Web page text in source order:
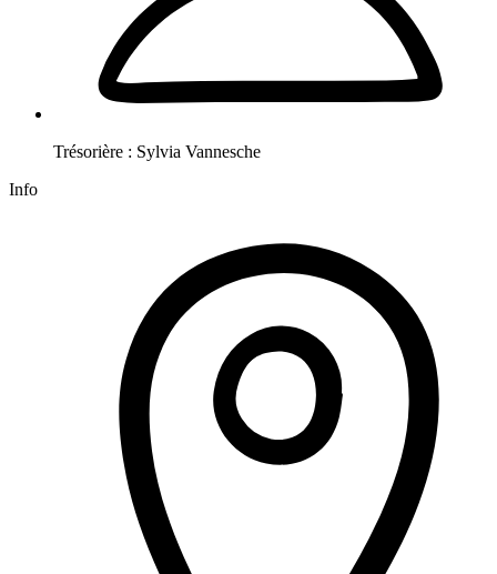
Trésorière : Sylvia Vannesche
Info